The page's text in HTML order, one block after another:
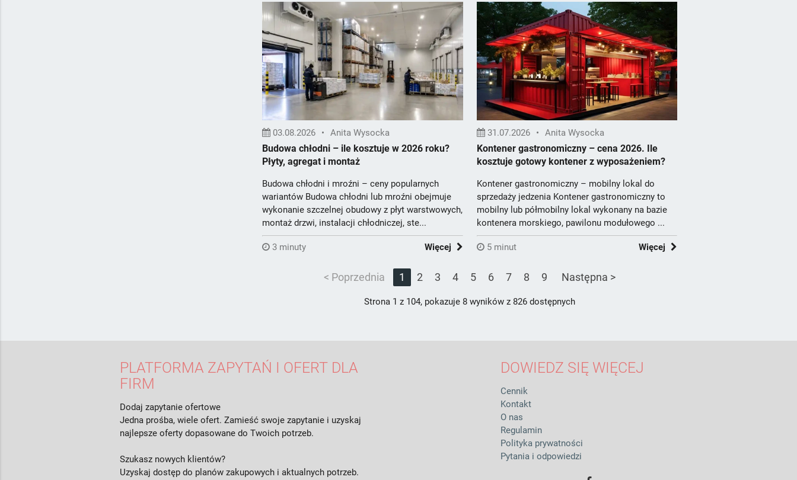
03.08.2026 • Anita Wysocka
Budowa chłodni – ile kosztuje w 2026 roku?
Płyty, agregat i montaż
Budowa chłodni i mroźni – ceny popularnych
wariantów Budowa chłodni lub mroźni obejmuje
wykonanie szczelnej obudowy z płyt warstwowych,
montaż drzwi, instalacji chłodniczej, ste...
3 minuty Więcej
31.07.2026 • Anita Wysocka
Kontener gastronomiczny – cena 2026. Ile
kosztuje gotowy kontener z wyposażeniem?
Kontener gastronomiczny – mobilny lokal do
sprzedaży jedzenia Kontener gastronomiczny to
mobilny lub półmobilny lokal wykonany na bazie
kontenera morskiego, pawilonu modułowego ...
5 minut Więcej
< Poprzednia 1 2 3 4 5 6 7 8 9 Następna >
Strona 1 z 104, pokazuje 8 wyników z 826 dostępnych
PLATFORMA ZAPYTAŃ I OFERT DLA
FIRM
Dodaj zapytanie ofertowe
Jedna prośba, wiele ofert. Zamieść swoje zapytanie i uzyskaj
najlepsze oferty dopasowane do Twoich potrzeb.
Szukasz nowych klientów?
Uzyskaj dostęp do planów zakupowych i aktualnych potrzeb.
DOWIEDZ SIĘ WIĘCEJ
Cennik
Kontakt
O nas
Regulamin
Polityka prywatności
Pytania i odpowiedzi